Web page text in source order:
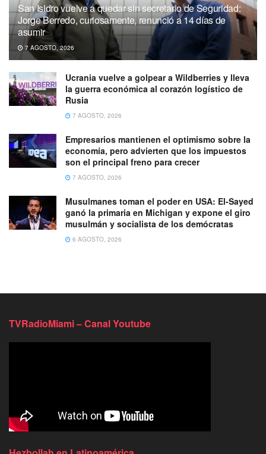
San Isidro vuelve a quedar sin secretario de Seguridad:
Jorge Berredo, curiosamente, renunció a 14 días de
asumir
7 AGOSTO, 2026
Ucrania vuelve a golpear a Wildberries y lleva
la guerra económica al corazón logístico de
Rusia
7 AGOSTO, 2026
Empresarios mantienen el optimismo sobre la
economía, pero advierten que los impuestos
son el principal freno para crecer
7 AGOSTO, 2026
Musulmanes toman el poder en USA: El-Sayed
ganó la primaria en Michigan y expone el giro
musulmán y socialista de los demócratas
6 AGOSTO, 2026
TVRadioMiami – Canal Youtube